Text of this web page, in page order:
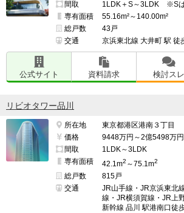
間取
1LDK＋S～3LDK ※Sは
専有面積
55.16m²～140.00m²
総戸数
43戸
交通
京浜東北線 大井町 駅 徒
公式サイト 資料請求 検討スレ
リビオタワー品川
所在地
東京都港区港南３丁目
価格
9448万円～2億5498万円
間取
1LDK～3LDK
専有面積
42.1m2 ～75.1m2
総戸数
815戸
交通
JR山手線・JR京浜東北
線・JR横須賀線・JR上
新幹線 品川 駅港南口徒